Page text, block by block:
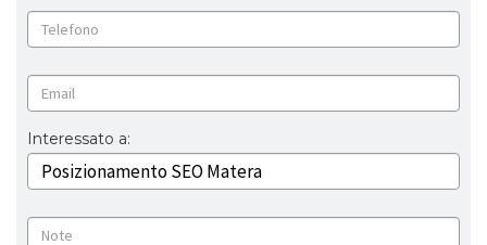
Interessato a: